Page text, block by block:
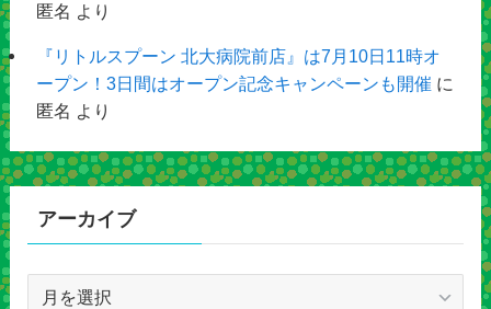
匿名 より
『リトルスプーン 北大病院前店』は7月10日11時オ
ープン！3日間はオープン記念キャンペーンも開催 に
匿名 より
アーカイブ